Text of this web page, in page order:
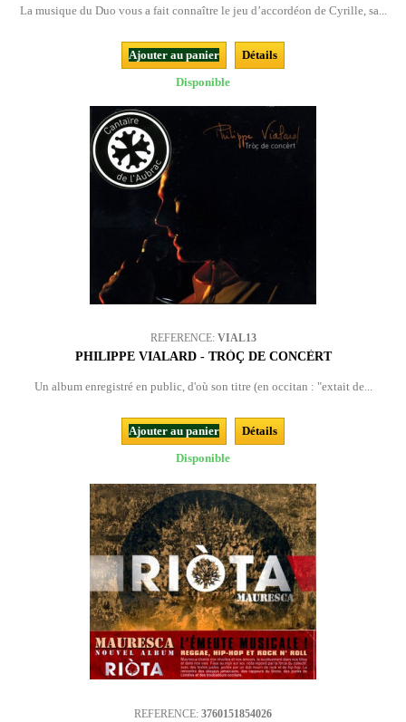
La musique du Duo vous a fait connaître le jeu d’accordéon de Cyrille, sa...
Ajouter au panier
Détails
Disponible
REFERENCE: VIAL13
PHILIPPE VIALARD - TRÒÇ DE CONCÈRT
Un album enregistré en public, d'où son titre (en occitan : "extait de...
Ajouter au panier
Détails
Disponible
REFERENCE: 3760151854026